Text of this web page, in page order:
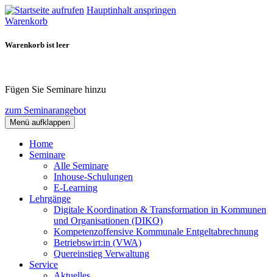
Hauptinhalt anspringen
Warenkorb
Warenkorb ist leer
Fügen Sie Seminare hinzu
zum Seminarangebot
Menü aufklappen
Home
Seminare
Alle Seminare
Inhouse-Schulungen
E-Learning
Lehrgänge
Digitale Koordination & Transformation in Kommunen
und Organisationen (DIKO)
Kompetenzoffensive Kommunale Entgeltabrechnung
Betriebswirt:in (VWA)
Quereinstieg Verwaltung
Service